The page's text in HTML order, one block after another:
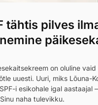
tähtis pilves
on oluline vaid
uuesti. Uuri, miks Lõuna-
i esikohale igal aastaajal
naha tulevikku.